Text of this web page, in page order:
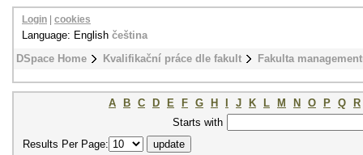
DSpace Home Kvalifikační práce dle fakult Fakulta
Login cookies
Language: English čeština
A B C D E F G H J K L M N O P Q
R
Starts with
Results Per Page: